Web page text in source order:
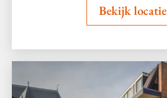
Bekijk locatie